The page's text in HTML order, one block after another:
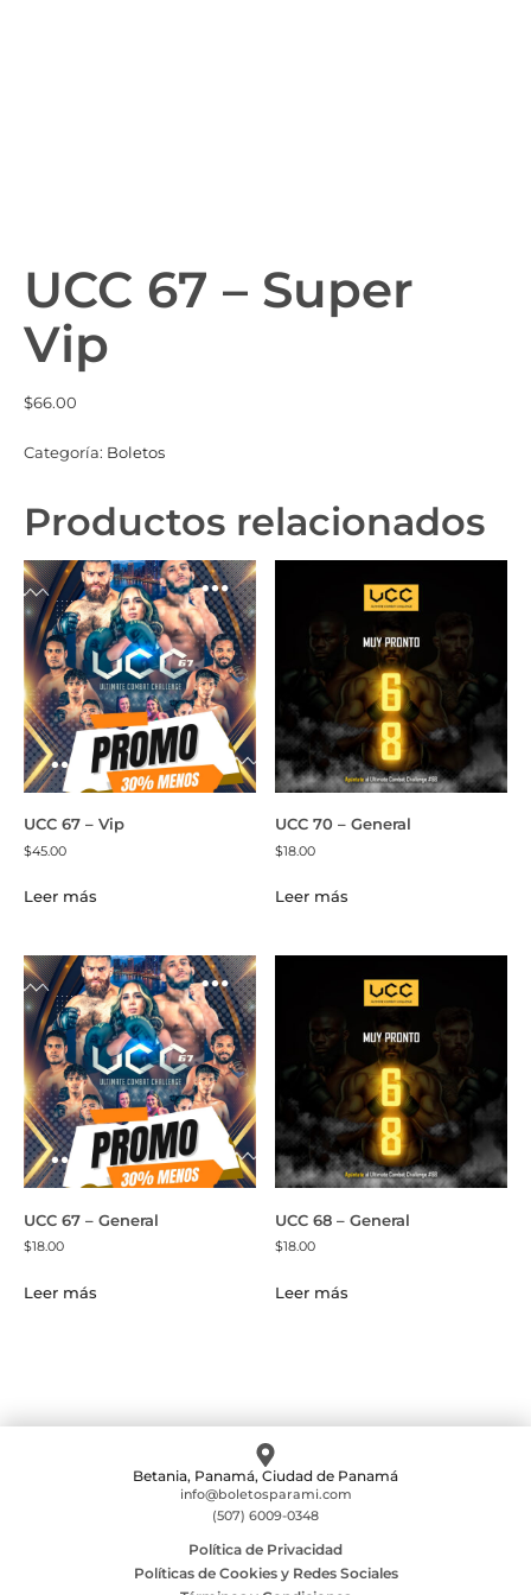
UCC 67 – Super
Vip
$66.00
Categoría: Boletos
Productos relacionados
UCC 67 – Vip
$45.00
Leer más
UCC 70 – General
$18.00
Leer más
UCC 67 – General
$18.00
Leer más
UCC 68 – General
$18.00
Leer más
Betania, Panamá, Ciudad de Panamá
info@boletosparami.com
(507) 6009-0348
Política de Privacidad
Políticas de Cookies y Redes Sociales